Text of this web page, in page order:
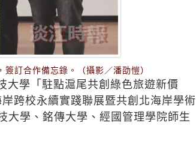
訂合作備忘錄。（攝影／潘劭愷）
大學「駐點滬尾共創綠色旅遊新價
跨校永續實踐聯展暨共創北海岸學術
大學、銘傳大學、經國管理學院師生